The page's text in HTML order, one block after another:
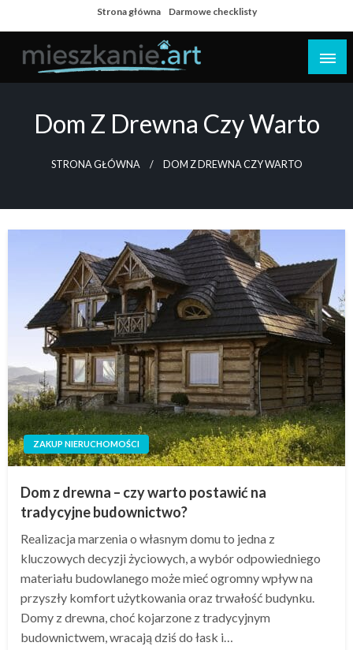
to
content
Strona główna Darmowe checklisty
Dom Z Drewna Czy Warto
STRONA GŁÓWNA DOM Z DREWNA CZY WARTO
ZAKUP NIERUCHOMOŚCI
Dom z drewna – czy warto postawić na
tradycyjne budownictwo?
Realizacja marzenia o własnym domu to jedna z
kluczowych decyzji życiowych, a wybór odpowiedniego
materiału budowlanego może mieć ogromny wpływ na
przyszły komfort użytkowania oraz trwałość budynku.
Domy z drewna, choć kojarzone z tradycyjnym
budownictwem, wracają dziś do łask i…